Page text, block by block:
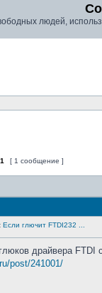
людей,
1 [ 1 сообщение ]
Если глючит FTDI232 ...
драйвера
post/241001/